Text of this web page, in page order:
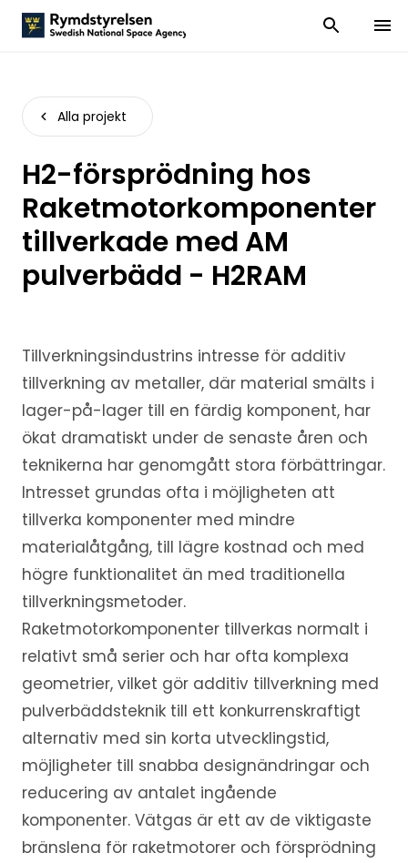
Visa och dölj
Visa
Alla projekt
H2-försprödning hos
Raketmotorkomponenter
tillverkade med AM
pulverbädd - H2RAM
Tillverkningsindustrins intresse för additiv
tillverkning av metaller, där material smälts i
lager-på-lager till en färdig komponent, har
ökat dramatiskt under de senaste åren och
teknikerna har genomgått stora förbättringar.
Intresset grundas ofta i möjligheten att
tillverka komponenter med mindre
materialåtgång, till lägre kostnad och med
högre funktionalitet än med traditionella
tillverkningsmetoder.
Raketmotorkomponenter tillverkas normalt i
relativt små serier och har ofta komplexa
geometrier, vilket gör additiv tillverkning med
pulverbäddsteknik till ett konkurrenskraftigt
alternativ med sin korta utvecklingstid,
möjligheter till snabba designändringar och
reducering av antalet ingående
komponenter. Vätgas är ett av de viktigaste
bränslena för raketmotorer och försprödning